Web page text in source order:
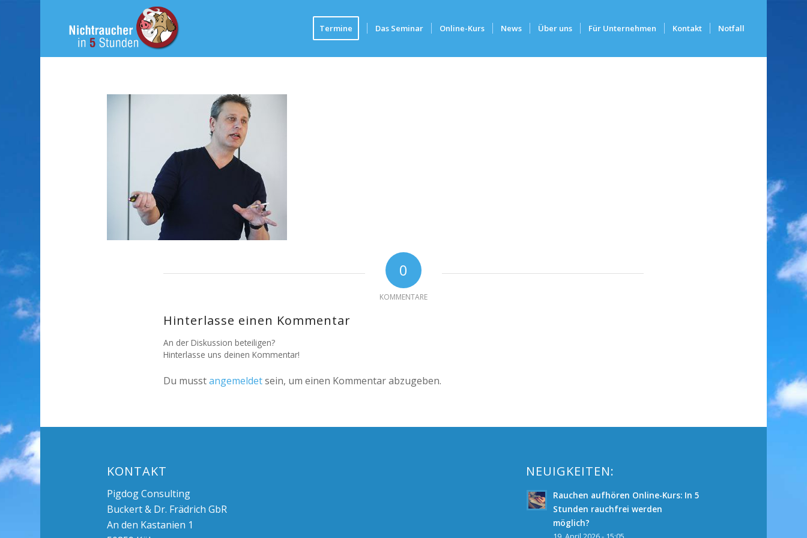
Termine Das Seminar Online-Kurs News Über uns Für Unternehmen Kontakt Notfall
0
KOMMENTARE
Hinterlasse einen Kommentar
An der Diskussion beteiligen?
Hinterlasse uns deinen Kommentar!
Du musstangemeldetsein, um einen Kommentar abzugeben.
KONTAKT
Pigdog Consulting
Buckert & Dr. Frädrich GbR
An den Kastanien 1
NEUIGKEITEN:
Rauchen aufhören Online-Kurs: In 5
Stunden rauchfrei werden
möglich?